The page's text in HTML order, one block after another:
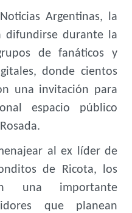
Argentinas, la
difundirse durante la
de fanáticos y
donde cientos
una invitación para
espacio público
al ex líder de
de Ricota, los
una importante
que planean